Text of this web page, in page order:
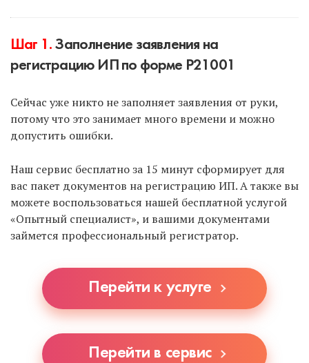
Подать документы через МФЦ
(многофункциональные центры).
Чтобы воспользоваться первым способом и
подать документы онлайн с использованием ЭЦП,
выберите услугу — «Опытный специалист».
Чтобы подать документы через МФЦ, заполните
их в нашем «Умном сервисе» и подайте через
МФЦ самостоятельно.
Минус второго способа — нужно ехать в МФЦ и
уточнять у ближайших МФЦ, принимают ли они
документы на регистрацию ИП, т.к. не все это
делают.
Шаг 1. Заполнение заявления на
регистрацию ИП по форме Р21001
Сейчас уже никто не заполняет заявления от руки,
потому что это занимает много времени и можно
допустить ошибки.
Наш сервис бесплатно за 15 минут сформирует для
вас пакет документов на регистрацию ИП. А также вы
можете воспользоваться нашей бесплатной услугой
«Опытный специалист», и вашими документами
займется профессиональный регистратор.
Перейти к услуге
Перейти в сервис